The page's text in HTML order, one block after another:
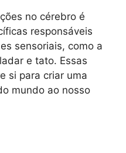
no cérebro é
responsáveis
sensoriais, como a
e tato. Essas
si para criar uma
mundo ao nosso